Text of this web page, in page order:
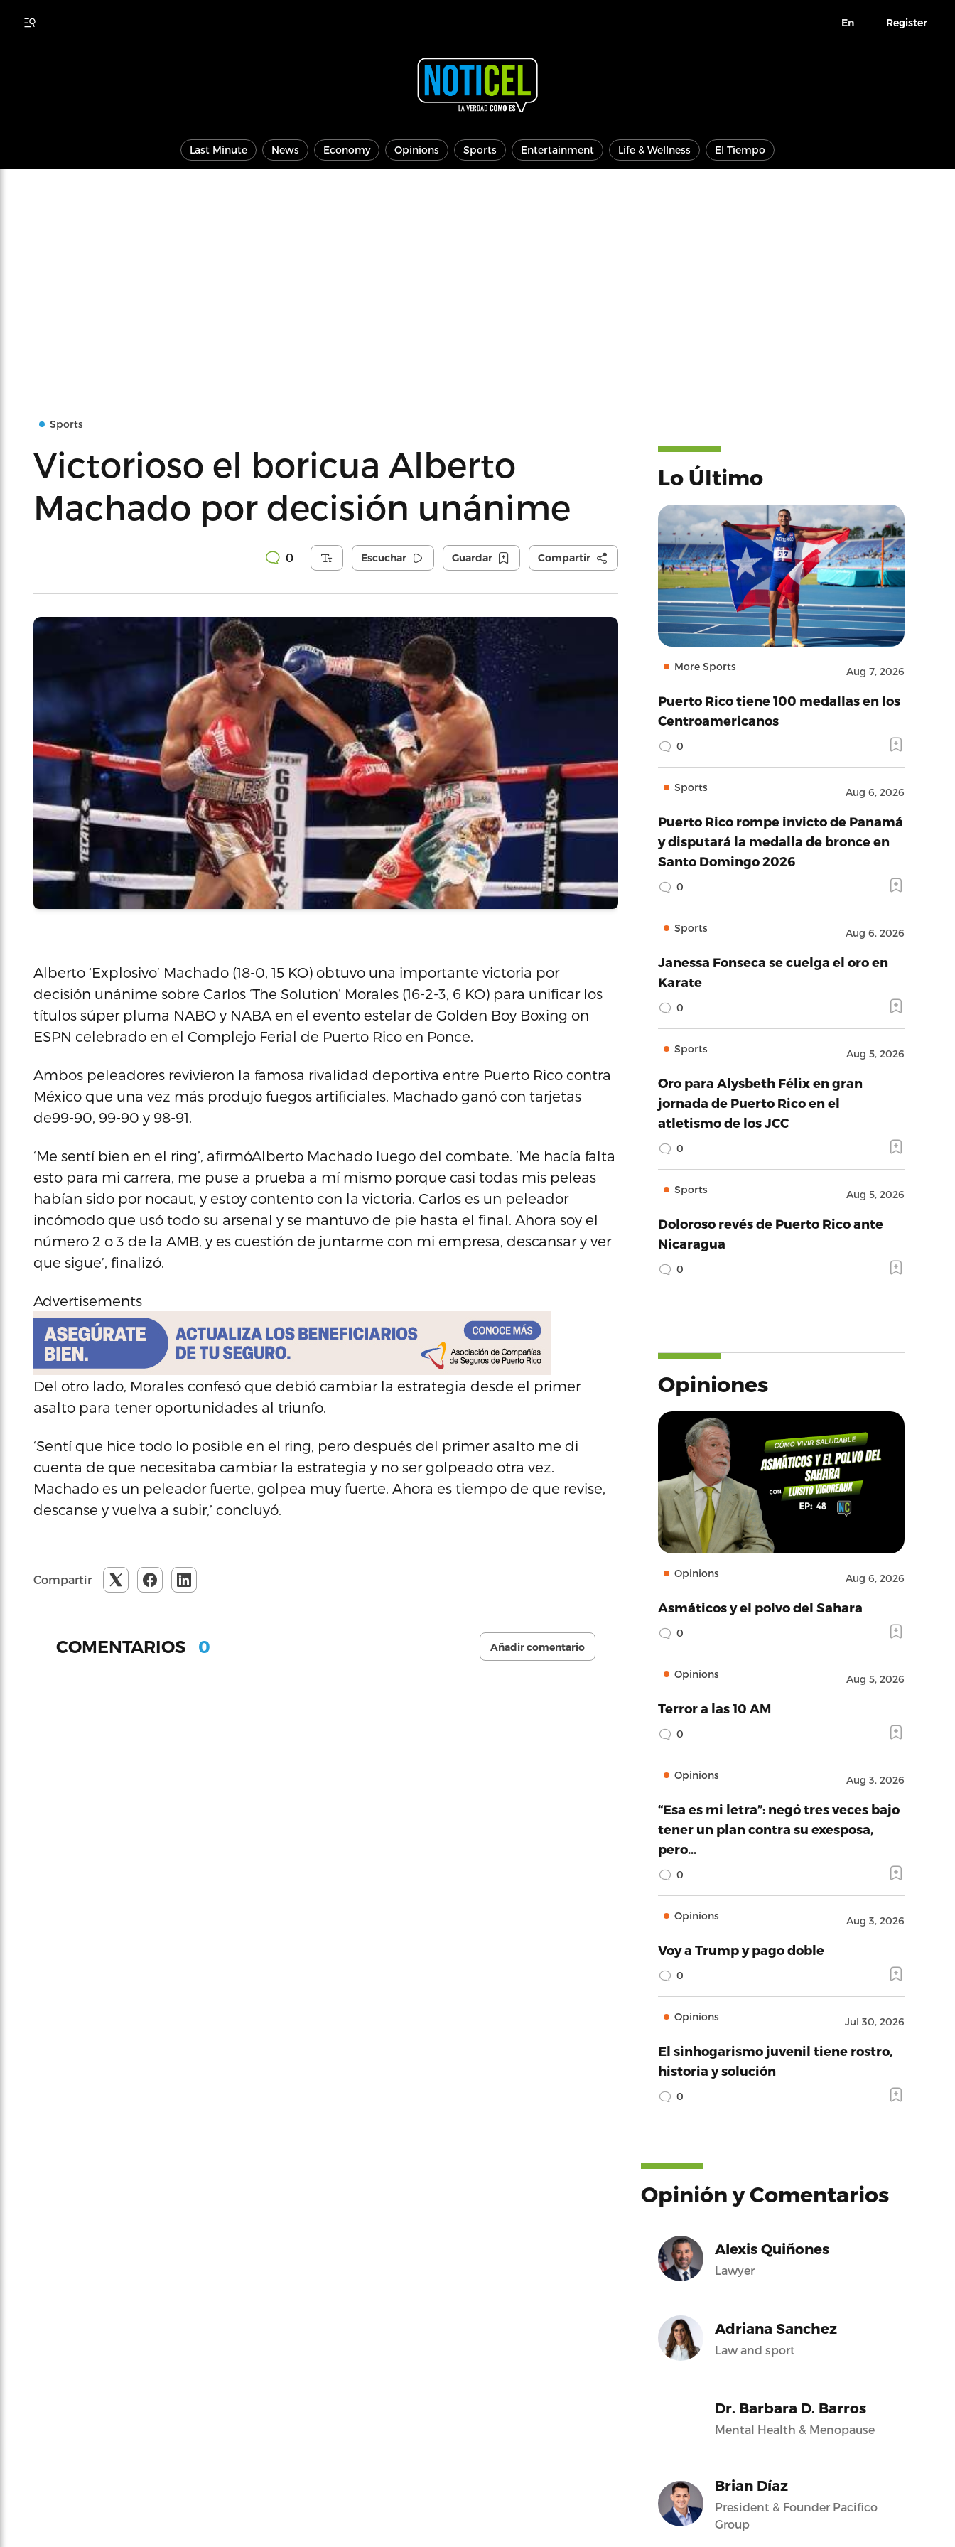
En Register
Last Minute News Economy Opinions Sports Entertainment Life & Wellness El Tiempo
Sports
Victorioso el boricua Alberto
Machado por decisión unánime
0 Escuchar Guardar Compartir
Alberto ‘Explosivo’ Machado (18-0, 15 KO) obtuvo una importante victoria por
decisión unánime sobre Carlos ‘The Solution’ Morales (16-2-3, 6 KO) para unificar los
títulos súper pluma NABO y NABA en el evento estelar de Golden Boy Boxing on
ESPN celebrado en el Complejo Ferial de Puerto Rico en Ponce.
Ambos peleadores revivieron la famosa rivalidad deportiva entre Puerto Rico contra
México que una vez más produjo fuegos artificiales. Machado ganó con tarjetas
de99-90, 99-90 y 98-91.
‘Me sentí bien en el ring’, afirmóAlberto Machado luego del combate. ‘Me hacía falta
esto para mi carrera, me puse a prueba a mí mismo porque casi todas mis peleas
habían sido por nocaut, y estoy contento con la victoria. Carlos es un peleador
incómodo que usó todo su arsenal y se mantuvo de pie hasta el final. Ahora soy el
número 2 o 3 de la AMB, y es cuestión de juntarme con mi empresa, descansar y ver
que sigue’, finalizó.
Advertisements
Del otro lado, Morales confesó que debió cambiar la estrategia desde el primer
asalto para tener oportunidades al triunfo.
‘Sentí que hice todo lo posible en el ring, pero después del primer asalto me di
cuenta de que necesitaba cambiar la estrategia y no ser golpeado otra vez.
Machado es un peleador fuerte, golpea muy fuerte. Ahora es tiempo de que revise,
descanse y vuelva a subir,’ concluyó.
Compartir
COMENTARIOS 0 Añadir comentario
Lo Último
More Sports Aug 7, 2026
Puerto Rico tiene 100 medallas en los
Centroamericanos
0
Sports Aug 6, 2026
Puerto Rico rompe invicto de Panamá
y disputará la medalla de bronce en
Santo Domingo 2026
0
Sports Aug 6, 2026
Janessa Fonseca se cuelga el oro en
Karate
0
Sports Aug 5, 2026
Oro para Alysbeth Félix en gran
jornada de Puerto Rico en el
atletismo de los JCC
0
Sports Aug 5, 2026
Doloroso revés de Puerto Rico ante
Nicaragua
0
Opiniones
Opinions Aug 6, 2026
Asmáticos y el polvo del Sahara
0
Opinions Aug 5, 2026
Terror a las 10 AM
0
Opinions Aug 3, 2026
“Esa es mi letra”: negó tres veces bajo
tener un plan contra su exesposa,
pero…
0
Opinions Aug 3, 2026
Voy a Trump y pago doble
0
Opinions Jul 30, 2026
El sinhogarismo juvenil tiene rostro,
historia y solución
0
Opinión y Comentarios
Alexis Quiñones
Lawyer
Adriana Sanchez
Law and sport
Dr. Barbara D. Barros
Mental Health & Menopause
Brian Díaz
President & Founder Pacifico
Group